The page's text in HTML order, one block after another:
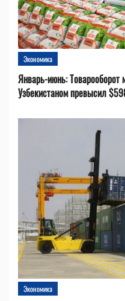
Экономика
Январь-июнь: Товарооборот
Узбекистаном превысил
Экономика